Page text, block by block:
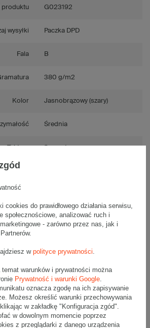
produktu G023192
wysyłki Paczka DPD
Fala B
380 g/m2
Kolor Jasnobrązowy (szary)
Średnia
Tektura 3-warstwowa
FEFCO
klapowych - 20 szt.
400x200x400mm (długość x szerokość x
jest z tektury falistej 3-warstwowej, fala B
cookies do prawidłowego działania serwisu,
społecznościowe, analizować ruch i
- zarówno przez nas, jak i
w polityce prywatności.
warunków i prywatności można
Prywatność i warunki Google.
oznacza zgodę na ich zapisywanie
Możesz określić warunki przechowywania
w zakładkę "Konfiguracja zgód".
w dowolnym momencie poprzez
z przeglądarki z danego urządzenia